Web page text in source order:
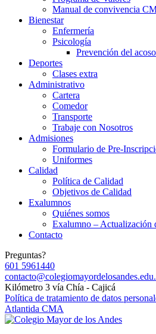
Manual de convivencia
Bienestar
Enfermería
Psicología
Prevención del
Deportes
Clases extra
Administrativo
Cartera
Comedor
Transporte
Trabaje con Nosotros
Admisiones
Formulario de Pre-
Uniformes
Calidad
Política de Calidad
Objetivos de Calidad
Exalumnos
Quiénes somos
Exalumno – Actualización
Contacto
Preguntas?
601 5961440
Kilómetro 3 vía Chía - Cajicá
Política de tratamiento de datos
Atlantida CMA